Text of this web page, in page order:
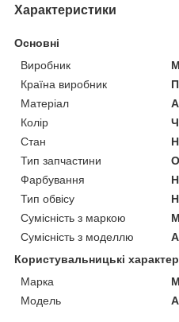
Характеристики
Основні
Виробник
Країна виробник
Матеріал
Колір
Стан
Тип запчастини
Фарбування
Тип обвісу
Сумісність з маркою
Сумісність з моделлю
Користувальницькі
Марка
Модель